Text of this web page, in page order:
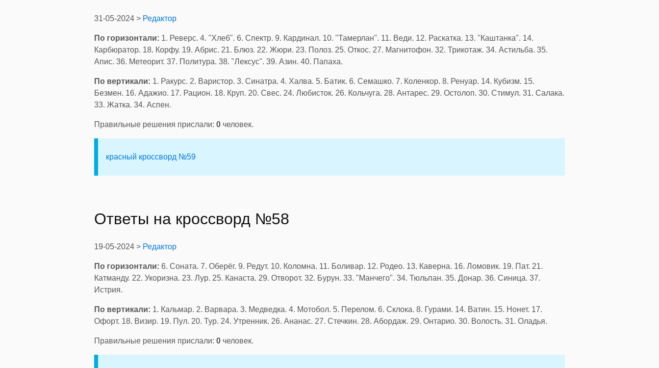
31-05-2024 > Редактор
По горизонтали: 1. Реверс. 4. "Хлеб". 6. Спектр. 9. Кардинал. 10. "Тамерлан". 11. Веди. 12. Раскатка. 13. "Каштанка". 14.
Карбюратор. 18. Корфу. 19. Абрис. 21. Блюз. 22. Жюри. 23. Полоз. 25. Откос. 27. Магнитофон. 32. Трикотаж. 34. Астильба. 35.
Апис. 36. Метеорит. 37. Политура. 38. "Лексус". 39. Азин. 40. Папаха.
По вертикали: 1. Ракурс. 2. Варистор. 3. Синатра. 4. Халва. 5. Батик. 6. Семашко. 7. Коленкор. 8. Ренуар. 14. Кубизм. 15.
Безмен. 16. Адажио. 17. Рацион. 18. Круп. 20. Свес. 24. Любисток. 26. Кольчуга. 28. Антарес. 29. Остолоп. 30. Стимул. 31. Салака.
33. Жатка. 34. Аспен.
Правильные решения прислали: 0 человек.
красный кроссворд №59
Ответы на кроссворд №58
19-05-2024 > Редактор
По горизонтали: 6. Соната. 7. Оберёг. 9. Редут. 10. Коломна. 11. Боливар. 12. Родео. 13. Каверна. 16. Ломовик. 19. Пат. 21.
Катманду. 22. Укоризна. 23. Лур. 25. Канаста. 29. Отворот. 32. Бурун. 33. "Манчего". 34. Тюльпан. 35. Донар. 36. Синица. 37.
Истрия.
По вертикали: 1. Кальмар. 2. Варвара. 3. Медведка. 4. Мотобол. 5. Перелом. 6. Склока. 8. Гурами. 14. Ватин. 15. Нонет. 17.
Офорт. 18. Визир. 19. Пул. 20. Тур. 24. Утренник. 26. Ананас. 27. Стечкин. 28. Абордаж. 29. Онтарио. 30. Волость. 31. Оладья.
Правильные решения прислали: 0 человек.